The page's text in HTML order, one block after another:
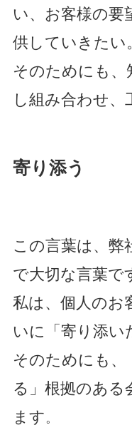
い、お客様の要
供していきたい
そのためにも、
し組み合わせ、
寄り添う
この言葉は、弊
で大切な言葉で
私は、個人のお
いに「寄り添い
そのためにも、
る」根拠のある
ます 。